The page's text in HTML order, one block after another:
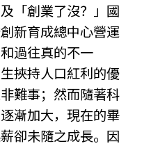
「創業了沒？」國
新育成總中心營運
過往真的不一
挾持人口紅利的優
難事；然而隨著科
漸加大，現在的畢
卻未隨之成長。因